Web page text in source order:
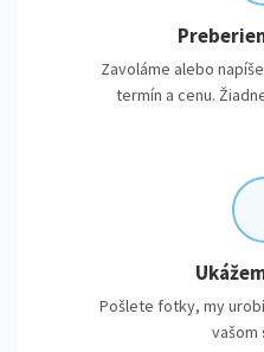
Zavoláme alebo
termín a cenu.
Pošlete fotky, my
vašom